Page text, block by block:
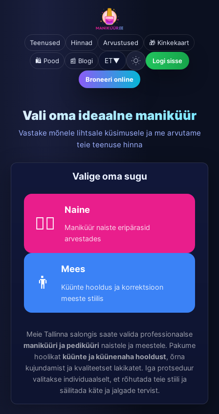
Teenused Hinnad Arvustused 🎁 Kinkekaart
🛍️ Pood 📰 Blogi ET▼ Logi sisse
Broneeri online
Vali oma ideaalne maniküür
Vastake mõnele lihtsale küsimusele ja me arvutame
teie teenuse hinna
Valige oma sugu
💁‍♀️
Naine
Maniküür naiste eripärasid
arvestades
👨
Mees
Küünte hooldus ja korrektsioon
meeste stiilis
Meie Tallinna salongis saate valida professionaalse
maniküüri ja pediküüri naistele ja meestele. Pakume
hoolikat küünte ja küünenaha hooldust, õrna
kujundamist ja kvaliteetset lakikatet. Iga protseduur
valitakse individuaalselt, et rõhutada teie stiili ja
säilitada käte ja jalgade tervist.